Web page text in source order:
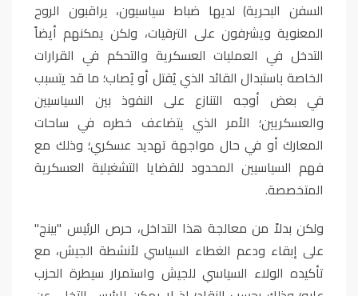
السفن البحرية) لديها ضباط سياسيون، يراقبون الروح
المعنوية ويشرفون على الترقيات، ولكن يمكنهم أيضاً
التدخل في العمليات العسكرية والتحكم في القرارات
الخاصة باستبدال القائد الذي يُقتل أو يُصاب؛ ما قد يتسبب
في بعض أوجه التنازع على النفوذ بين السياسيين
والعسكريين؛ الأمر الذي يتضاعف خطره في ساحات
المعارك أو في حال مواجهة تهديد عسكري؛ وذلك مع
فهم السياسيين المحدود للقضايا التشغيلية العسكرية
المتخصصة.
ولكن بدلاً من معالجة هذا التداخل، حرص الرئيس "بينج"
على إبقاء ودعم الغطاء السياسي لأنشطة الجيش، مع
تأكيده الولاء السياسي للجيش واستمرار سيطرة الحزب